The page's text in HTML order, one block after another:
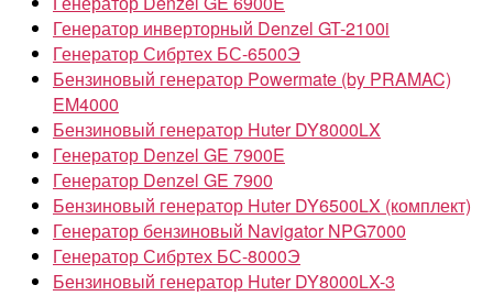
Генератор инверторный Denzel GT-2100i
Генератор Сибртех БС-6500Э
Бензиновый генератор Powermate (by PRAMAC)
EM4000
Бензиновый генератор Huter DY8000LX
Генератор Denzel GE 7900E
Генератор Denzel GE 7900
Бензиновый генератор Huter DY6500LX (комплект)
Генератор бензиновый Navigator NPG7000
Генератор Сибртех БС-8000Э
Бензиновый генератор Huter DY8000LX-3